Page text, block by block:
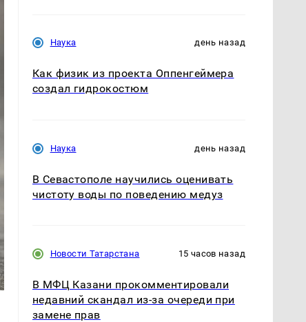
Наука день назад
Как физик из проекта Оппенгеймера
создал гидрокостюм
Наука день назад
В Севастополе научились оценивать
чистоту воды по поведению медуз
Новости Татарстана 15 часов назад
В МФЦ Казани прокомментировали
недавний скандал из-за очереди при
замене прав